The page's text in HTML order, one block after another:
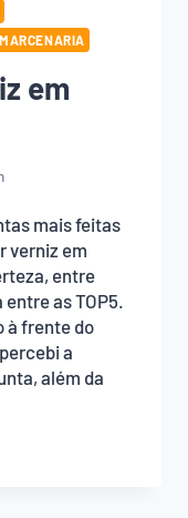
em
mais feitas
verniz em
entre
as TOP5.
à frente do
a
além da